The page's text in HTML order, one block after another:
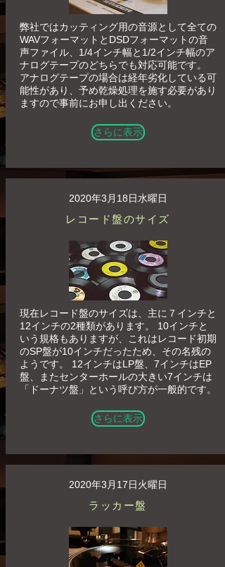
弊社ではカッティング用の音源として全ての
WAVフォーマットとDSDフォーマットの音
声ファイル、1/4インチ幅と1/2インチ幅のア
ナログテープのどちらでも対応可能です。
アナログテープの場合は経年劣化している可
能性があり、予め乾燥処理を施す必要があり
ますので事前にお申し出ください。
さらに表示
2020年3月18日水曜日
レコード盤のサイズ
現在レコード盤のサイズは、主に７インチと
12インチの2種類があります。 10インチと
いう規格もありますが、これはレコード初期
のSP盤が10インチだったため、その名残の
ようです。 12インチはLP盤、7インチはEP
盤、またセンターホールの大きい7インチは
「ドーナツ盤」という呼び方が一般的です。
さらに表示
2020年3月17日火曜日
ラッカー盤